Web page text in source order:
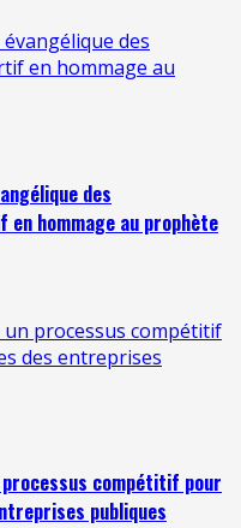
évangélique des
en hommage au
des
hommage au prophète
processus compétitif
des entreprises
compétitif pour
publiques